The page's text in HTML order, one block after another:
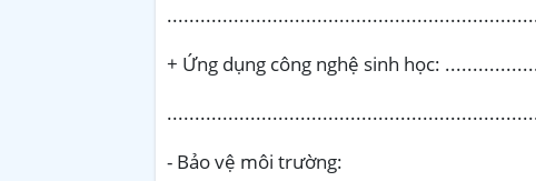
+ Ứng dụng công nghệ sinh học:
- Bảo vệ môi trường: